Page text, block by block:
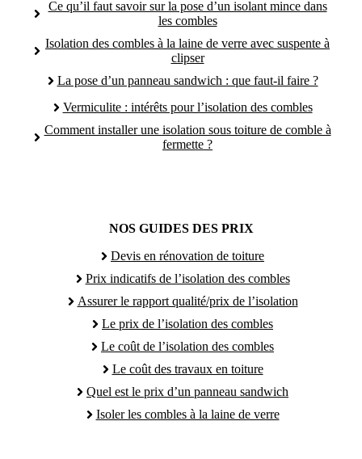
Ce qu’il faut savoir sur la pose d’un isolant mince dans
les combles
Isolation des combles à la laine de verre avec suspente à
clipser
La pose d’un panneau sandwich : que faut-il faire ?
Vermiculite : intérêts pour l’isolation des combles
Comment installer une isolation sous toiture de comble à
fermette ?
NOS GUIDES DES PRIX
Devis en rénovation de toiture
Prix indicatifs de l’isolation des combles
Assurer le rapport qualité/prix de l’isolation
Le prix de l’isolation des combles
Le coût de l’isolation des combles
Le coût des travaux en toiture
Quel est le prix d’un panneau sandwich
Isoler les combles à la laine de verre